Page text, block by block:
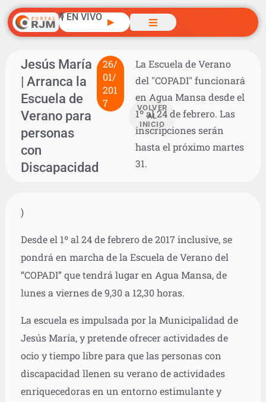
🎙️ EN VIVO ▶
Jesús María
| Arranca la
Escuela de
Verano para
personas
con
Discapacidad
26/
01/
201
7
VOLVER
AL
INICIO
La Escuela de Verano
del "COPADI" funcionará
en Agua Mansa desde el
1º al 24 de febrero. Las
inscripciones serán
hasta el próximo martes
31.
)
Desde el 1º al 24 de febrero de 2017 inclusive, se
pondrá en marcha de la Escuela de Verano del
“COPADI” que tendrá lugar en Agua Mansa, de
lunes a viernes de 9,30 a 12,30 horas.
La escuela es impulsada por la Municipalidad de
Jesús María, y pretende ofrecer actividades de
ocio y tiempo libre para que las personas con
discapacidad llenen su verano de actividades
enriquecedoras en un entorno estimulante y